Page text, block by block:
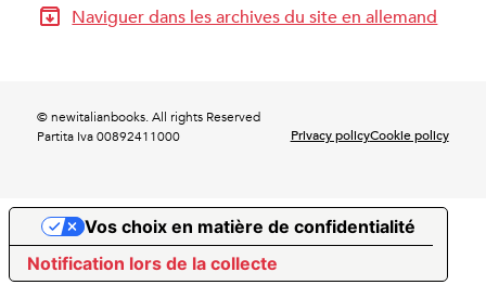
Naviguer dans les archives du site en allemand
© newitalianbooks. All rights Reserved
Partita Iva 00892411000
Privacy policyCookie policy
Notification lors de la collecte
Vos choix en matière de confidentialité